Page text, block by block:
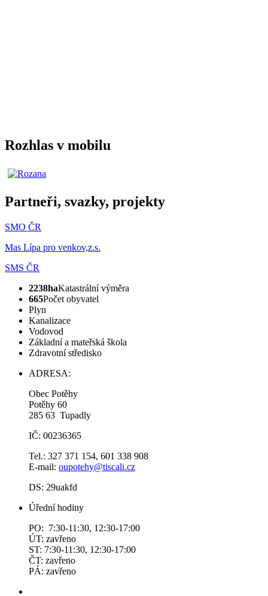
Rozhlas v mobilu
Partneři, svazky, projekty
SMO ČR
Mas Lípa pro venkov,z.s.
SMS ČR
2238haKatastrální výměra
665Počet obyvatel
Plyn
Kanalizace
Vodovod
Základní a mateřská škola
Zdravotní středisko
ADRESA:
Obec Potěhy
Potěhy 60
285 63 Tupadly
IČ: 00236365
Tel.: 327 371 154, 601 338 908
E-mail: oupotehy@tiscali.cz
DS: 29uakfd
Úřední hodiny
PO: 7:30-11:30, 12:30-17:00
ÚT: zavřeno
ST: 7:30-11:30, 12:30-17:00
ČT: zavřeno
PÁ: zavřeno